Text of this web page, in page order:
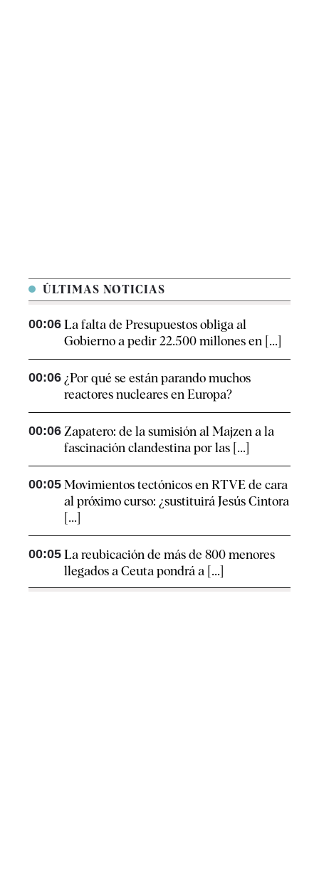
ÚLTIMAS NOTICIAS
00:06 La falta de Presupuestos obliga al
Gobierno a pedir 22.500 millones en [...]
00:06 ¿Por qué se están parando muchos
reactores nucleares en Europa?
00:06 Zapatero: de la sumisión al Majzen a la
fascinación clandestina por las [...]
00:05 Movimientos tectónicos en RTVE de cara
al próximo curso: ¿sustituirá Jesús Cintora
[...]
00:05 La reubicación de más de 800 menores
llegados a Ceuta pondrá a [...]